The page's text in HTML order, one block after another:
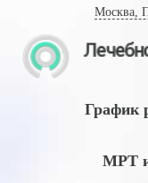
Москва,
График
МРТ и